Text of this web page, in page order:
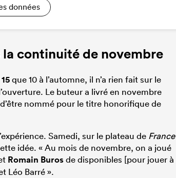
données
la continuité de novembre
que 10 à l’automne, il n’a rien fait sur le
Le buteur a livré en novembre
nommé pour le titre honorifique de
Samedi, sur le plateau de France
idée. « Au mois de novembre, on a joué
Romain Burosde disponibles [pour jouer à
Léo Barré ».